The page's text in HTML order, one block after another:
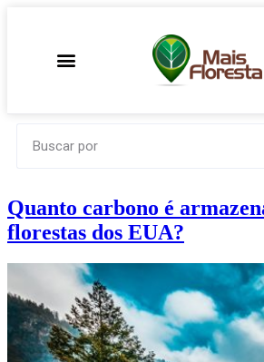
Quanto carbono é
florestas dos EUA?